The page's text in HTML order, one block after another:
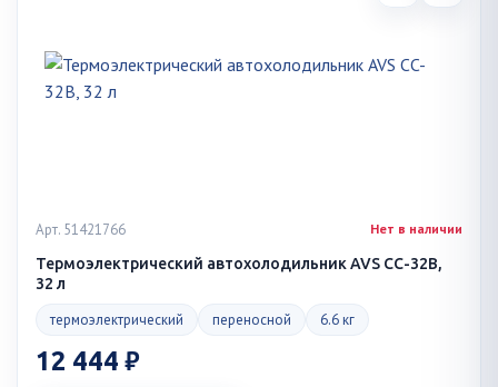
Арт. 51421766 Нет в наличии
Термоэлектрический автохолодильник AVS CC-32B,
32 л
термоэлектрический переносной 6.6 кг
12 444 ₽